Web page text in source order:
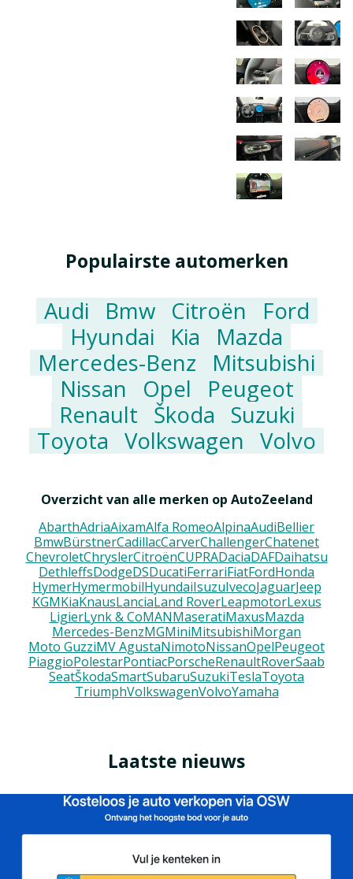
Populairste automerken
Audi Bmw Citroën
Ford
Hyundai
Kia
Mazda
Mercedes-Benz
Mitsubishi
Nissan
Opel
Peugeot
Renault Škoda
Suzuki
Toyota Volkswagen Volvo
Overzicht van alle merken op AutoZeeland
AbarthAdriaAixamAlfa RomeoAlpinaAudiBellier
BmwBürstnerCadillacCarverChallengerChatenet
ChevroletChryslerCitroënCUPRADaciaDAFDaihatsu
DethleffsDodgeDSDucatiFerrariFiatFordHonda
HymerHymermobilHyundaiIsuzuIvecoJaguarJeep
KGMKiaKnausLanciaLand RoverLeapmotorLexus
LigierLynk & CoMANMaseratiMaxusMazda
Mercedes-BenzMGMiniMitsubishiMorgan
Moto GuzziMV AgustaNimotoNissanOpelPeugeot
PiaggioPolestarPontiacPorscheRenaultRoverSaab
SeatŠkodaSmartSubaruSuzukiTeslaToyota
TriumphVolkswagenVolvoYamaha
Laatste nieuws